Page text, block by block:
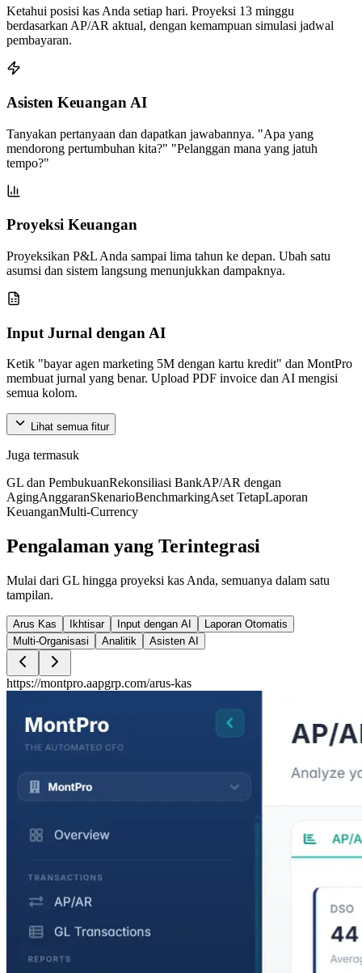
Ketahui posisi kas Anda setiap hari. Proyeksi 13 minggu
berdasarkan AP/AR aktual, dengan kemampuan simulasi jadwal
pembayaran.
Asisten Keuangan AI
Tanyakan pertanyaan dan dapatkan jawabannya. "Apa yang
mendorong pertumbuhan kita?" "Pelanggan mana yang jatuh
tempo?"
Proyeksi Keuangan
Proyeksikan P&L Anda sampai lima tahun ke depan. Ubah satu
asumsi dan sistem langsung menunjukkan dampaknya.
Input Jurnal dengan AI
Ketik "bayar agen marketing 5M dengan kartu kredit" dan MontPro
membuat jurnal yang benar. Upload PDF invoice dan AI mengisi
semua kolom.
Laporan dan Analitik
Perbandingan P&L antar periode dengan grafik waterfall; lihat persis
apa yang menggerakkan angka Anda.
Gabungkan laporan keuangan dari beberapa entitas menjadi satu
antar entitas.
Manajemen Inventori
Pelacakan multi-gudang dari pengadaan hingga pengiriman, dengan
Bill of Materials untuk proses produksi. Setiap pergerakan stok
tercatat.
Uang muka dan penggantian biaya dengan alur persetujuan lengkap.
Lihat semua fitur
Juga termasuk
GL dan PembukuanRekonsiliasi BankAP/AR dengan
AgingAnggaranSkenarioBenchmarkingAset TetapLaporan
KeuanganMulti-Currency
Pengalaman yang Terintegrasi
Mulai dari GL hingga proyeksi kas Anda, semuanya dalam satu
tampilan.
Arus Kas Ikhtisar Input dengan AI
Laporan Otomatis
Multi-Organisasi
Analitik Asisten AI
https://montpro.aapgrp.com/arus-kas